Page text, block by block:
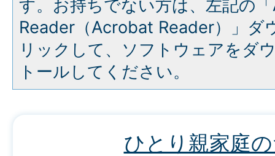
す。お持ちでない方は、左記の
Reader（Acrobat Reader）」ダ
リックして、ソフトウェアをダ
トールしてください。
ひとり親家庭